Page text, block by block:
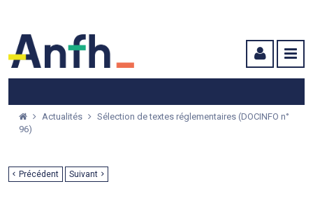
Actualités
Sélection de textes réglementaires (DOCINFO n°
96)
Précédent Suivant